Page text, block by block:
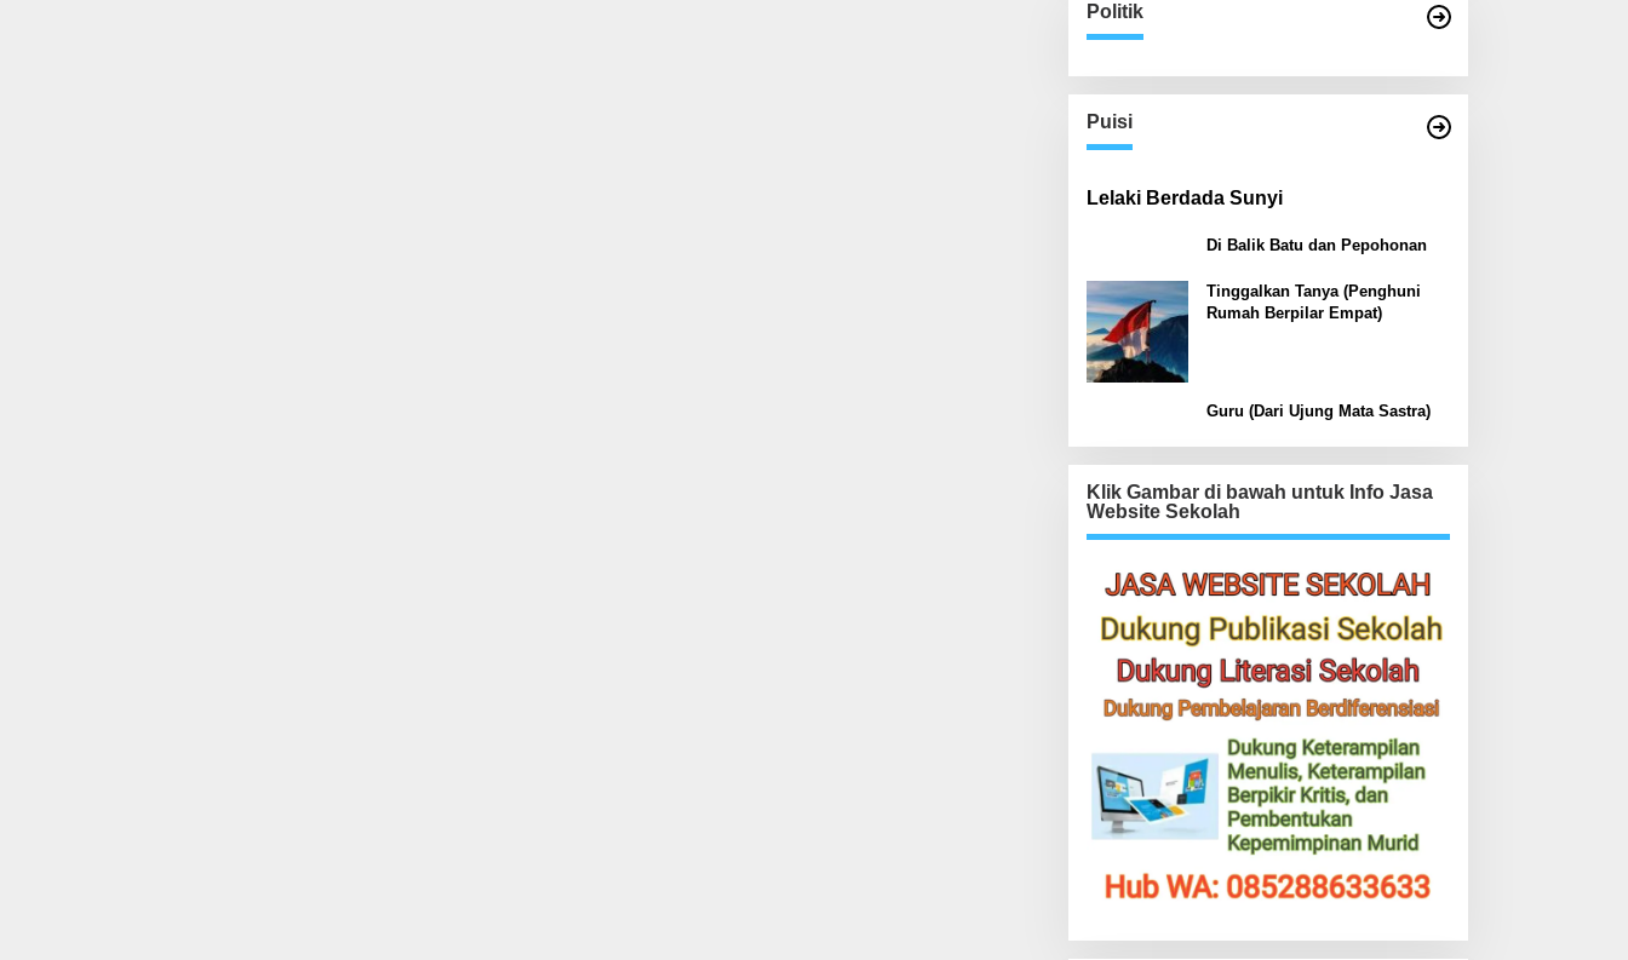
Politik
Puisi
Lelaki Berdada Sunyi
Di Balik Batu dan Pepohonan
Tinggalkan Tanya (Penghuni
Rumah Berpilar Empat)
Guru (Dari Ujung Mata Sastra)
Klik Gambar di bawah untuk Info Jasa
Website Sekolah